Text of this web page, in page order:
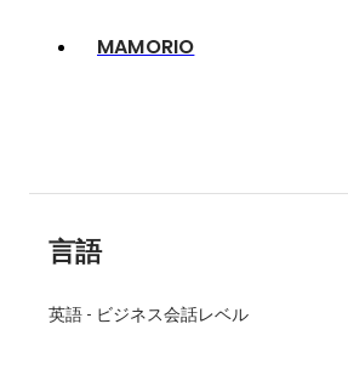
MAMORIO
言語
英語 - ビジネス会話レベル